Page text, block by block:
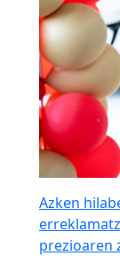
Azken
prezioaren